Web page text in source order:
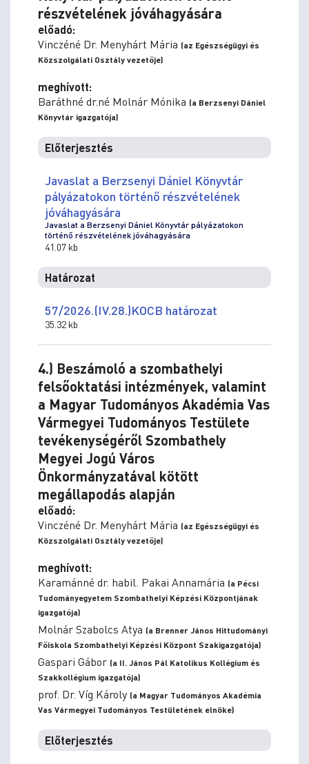
részvételének jóváhagyására
előadó:
Vinczéné Dr. Menyhárt Mária (az Egészségügyi és
Közszolgálati Osztály vezetője)
meghívott:
Baráthné dr.né Molnár Mónika (a Berzsenyi Dániel
Könyvtár igazgatója)
Előterjesztés
Javaslat a Berzsenyi Dániel Könyvtár
pályázatokon történő részvételének
jóváhagyására
Javaslat a Berzsenyi Dániel Könyvtár pályázatokon
történő részvételének jóváhagyására
41.07 kb
Határozat
57/2026.(IV.28.)KOCB határozat
35.32 kb
4.) Beszámoló a szombathelyi
felsőoktatási intézmények, valamint
a Magyar Tudományos Akadémia Vas
Vármegyei Tudományos Testülete
tevékenységéről Szombathely
Megyei Jogú Város
Önkormányzatával kötött
megállapodás alapján
előadó:
Vinczéné Dr. Menyhárt Mária (az Egészségügyi és
Közszolgálati Osztály vezetője)
meghívott:
Karamánné dr. habil. Pakai Annamária (a Pécsi
Tudományegyetem Szombathelyi Képzési Központjának
igazgatója)
Molnár Szabolcs Atya (a Brenner János Hittudományi
Főiskola Szombathelyi Képzési Központ Szakigazgatója)
Gaspari Gábor (a II. János Pál Katolikus Kollégium és
Szakkollégium igazgatója)
prof. Dr. Víg Károly (a Magyar Tudományos Akadémia
Vas Vármegyei Tudományos Testületének elnöke)
Előterjesztés